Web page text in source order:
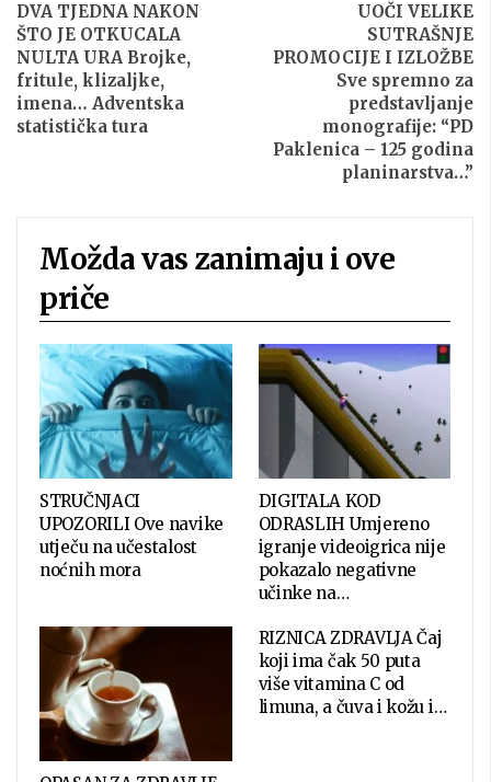
DVA TJEDNA NAKON
ŠTO JE OTKUCALA
NULTA URA Brojke,
fritule, klizaljke,
imena… Adventska
statistička tura
UOČI VELIKE
SUTRAŠNJE
PROMOCIJE I IZLOŽBE
Sve spremno za
predstavljanje
monografije: “PD
Paklenica – 125 godina
planinarstva…”
Možda vas zanimaju i ove
priče
STRUČNJACI
UPOZORILI Ove navike
utječu na učestalost
noćnih mora
DIGITALA KOD
ODRASLIH Umjereno
igranje videoigrica nije
pokazalo negativne
učinke na…
RIZNICA ZDRAVLJA Čaj
koji ima čak 50 puta
više vitamina C od
limuna, a čuva i kožu i…